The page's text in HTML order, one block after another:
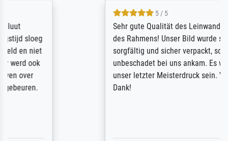
Sehr gute Qualität des Leinwanddrucks und
des Rahmens! Unser Bild wurde sehr
sorgfältig und sicher verpackt, so dass es
unbeschadet bei uns ankam. Es wird nicht
unser letzter Meisterdruck sein. Vielen